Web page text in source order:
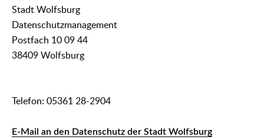
Stadt Wolfsburg
Datenschutzmanagement
Postfach 10 09 44
38409 Wolfsburg
Telefon: 05361 28-2904
E-Mail an den Datenschutz der Stadt Wolfsburg